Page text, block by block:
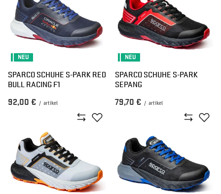
NEU
SPARCO SCHUHE S-PARK RED
BULL RACING F1
92,00 € / artikel
NEU
SPARCO SCHUHE S-PARK
SEPANG
79,70 € / artikel